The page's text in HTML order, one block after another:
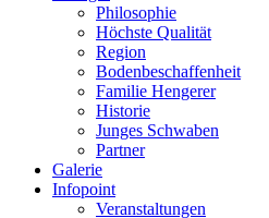
Philosophie
Höchste Qualität
Region
Bodenbeschaffenheit
Familie Hengerer
Historie
Junges Schwaben
Partner
Galerie
Infopoint
Veranstaltungen